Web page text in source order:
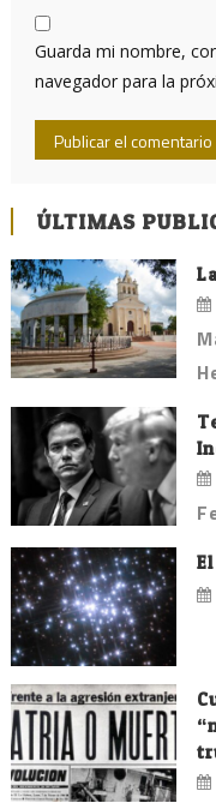
Guarda mi nombre,
navegador para la
ÚLTIMAS